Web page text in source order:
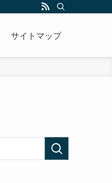
サイトマップ